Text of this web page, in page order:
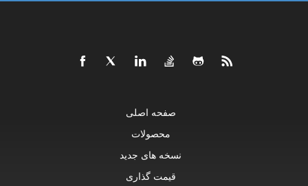
صفحه اصلی
محصولات
نسخه های جدید
قیمت گذاری